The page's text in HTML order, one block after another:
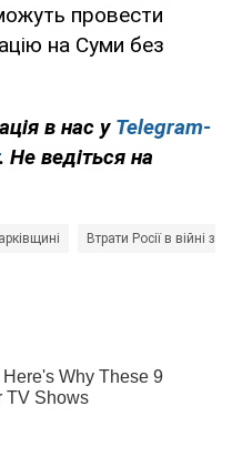
провести
на Суми без
в нас у Telegram-
. Не ведіться на
Втрати Росії в війні з